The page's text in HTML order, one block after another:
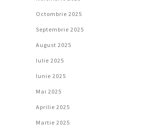
Octombrie 2025
Septembrie 2025
August 2025
Iulie 2025
Iunie 2025
Mai 2025
Aprilie 2025
Martie 2025